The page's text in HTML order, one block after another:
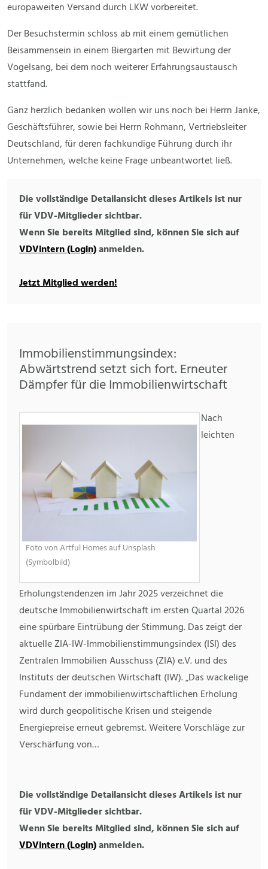
europaweiten Versand durch LKW vorbereitet.
Der Besuchstermin schloss ab mit einem gemütlichen
Beisammensein in einem Biergarten mit Bewirtung der
Vogelsang, bei dem noch weiterer Erfahrungsaustausch
stattfand.
Ganz herzlich bedanken wollen wir uns noch bei Herrn Janke,
Geschäftsführer, sowie bei Herrn Rohmann, Vertriebsleiter
Deutschland, für deren fachkundige Führung durch ihr
Unternehmen, welche keine Frage unbeantwortet ließ.
Die vollständige Detailansicht dieses Artikels ist nur
für VDV-Mitglieder sichtbar.
Wenn Sie bereits Mitglied sind, können Sie sich auf
VDVintern (Login)anmelden.
Jetzt Mitglied werden!
Immobilienstimmungsindex:
Abwärtstrend setzt sich fort. Erneuter
Dämpfer für die Immobilienwirtschaft
Foto von Artful Homes auf Unsplash
(Symbolbild)
Nach
leichten
Erholungstendenzen im Jahr 2025 verzeichnet die
deutsche Immobilienwirtschaft im ersten Quartal 2026
eine spürbare Eintrübung der Stimmung. Das zeigt der
aktuelle ZIA-IW-Immobilienstimmungsindex (ISI) des
Zentralen Immobilien Ausschuss (ZIA) e.V. und des
Instituts der deutschen Wirtschaft (IW). „Das wackelige
Fundament der immobilienwirtschaftlichen Erholung
wird durch geopolitische Krisen und steigende
Energiepreise erneut gebremst. Weitere Vorschläge zur
Verschärfung von…
Die vollständige Detailansicht dieses Artikels ist nur
für VDV-Mitglieder sichtbar.
Wenn Sie bereits Mitglied sind, können Sie sich auf
VDVintern (Login)anmelden.